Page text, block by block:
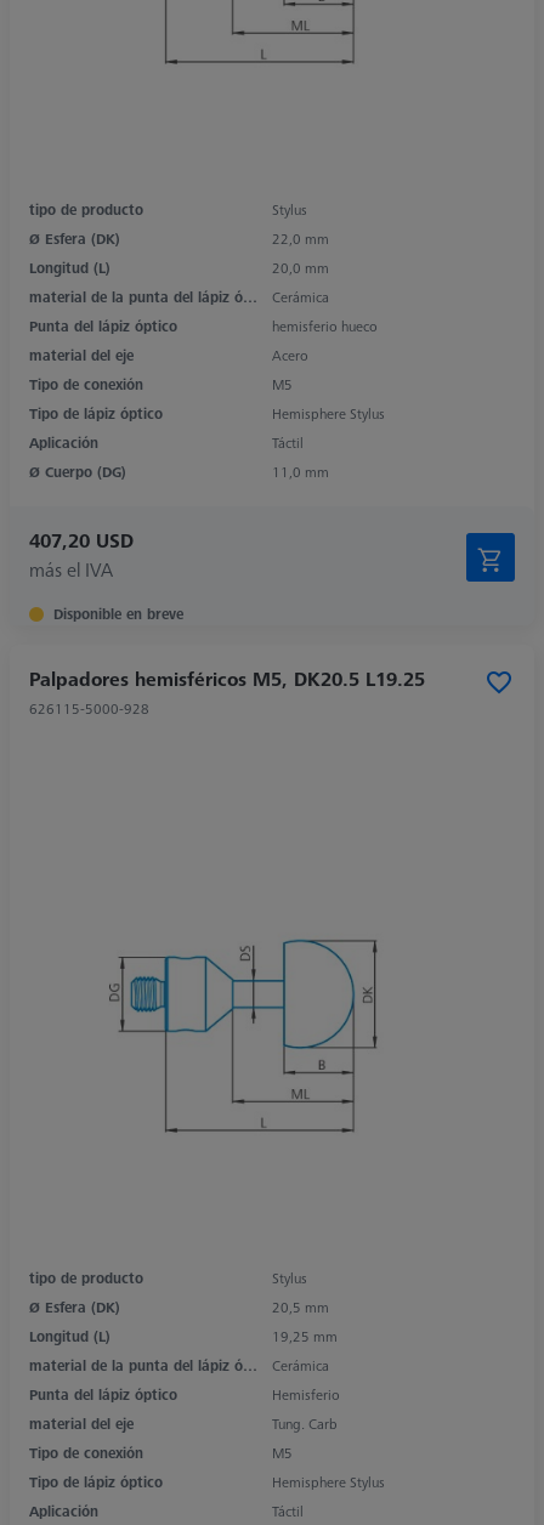
tipo de producto
Stylus
Ø Esfera (DK)
22,0 mm
Longitud (L)
20,0 mm
material de la punta del lápiz óptico
Cerámica
Punta del lápiz óptico
hemisferio hueco
material del eje
Acero
Tipo de conexión
M5
Tipo de lápiz óptico
Hemisphere Stylus
Aplicación
Táctil
Ø Cuerpo (DG)
11,0 mm
407,20 USD
más el IVA
Disponible en breve
Palpadores hemisféricos M5, DK20.5 L19.25
626115-5000-928
tipo de producto
Stylus
Ø Esfera (DK)
20,5 mm
Longitud (L)
19,25 mm
material de la punta del lápiz óptico
Cerámica
Punta del lápiz óptico
Hemisferio
material del eje
Tung. Carb
Tipo de conexión
M5
Tipo de lápiz óptico
Hemisphere Stylus
Aplicación
Táctil